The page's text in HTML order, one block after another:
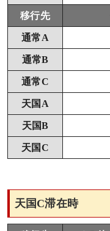
移行先
通常A
通常B
通常C
天国A
天国B
天国C
天国C滞在時